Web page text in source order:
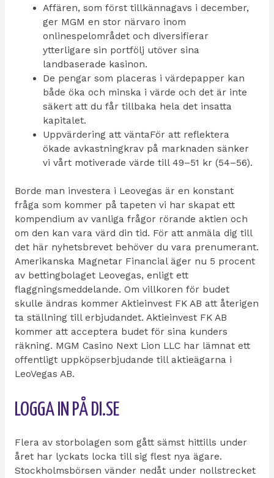
Affären, som först tillkännagavs i december,
ger MGM en stor närvaro inom
onlinespelområdet och diversifierar
ytterligare sin portfölj utöver sina
landbaserade kasinon.
De pengar som placeras i värdepapper kan
både öka och minska i värde och det är inte
säkert att du får tillbaka hela det insatta
kapitalet.
Uppvärdering att väntaFör att reflektera
ökade avkastningkrav på marknaden sänker
vi vårt motiverade värde till 49–51 kr (54–56).
Borde man investera i Leovegas är en konstant
fråga som kommer på tapeten vi har skapat ett
kompendium av vanliga frågor rörande aktien och
om den kan vara värd din tid. För att anmäla dig till
det här nyhetsbrevet behöver du vara prenumerant.
Amerikanska Magnetar Financial äger nu 5 procent
av bettingbolaget Leovegas, enligt ett
flaggningsmeddelande. Om villkoren för budet
skulle ändras kommer Aktieinvest FK AB att återigen
ta ställning till erbjudandet. Aktieinvest FK AB
kommer att acceptera budet för sina kunders
räkning. MGM Casino Next Lion LLC har lämnat ett
offentligt uppköpserbjudande till aktieägarna i
LeoVegas AB.
LOGGA IN PÅ DI.SE
Flera av storbolagen som gått sämst hittills under
året har lyckats locka till sig flest nya ägare.
Stockholmsbörsen vänder nedåt under nollstrecket